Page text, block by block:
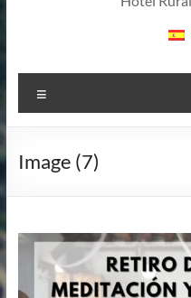
Image (7)